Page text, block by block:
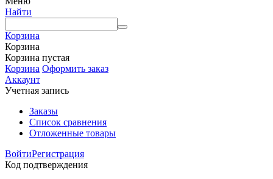
Найти
Корзина
Корзина
Корзина пустая
Корзина Оформить заказ
Аккаунт
Учетная запись
Заказы
Список сравнения
Отложенные товары
ВойтиРегистрация
Код подтверждения